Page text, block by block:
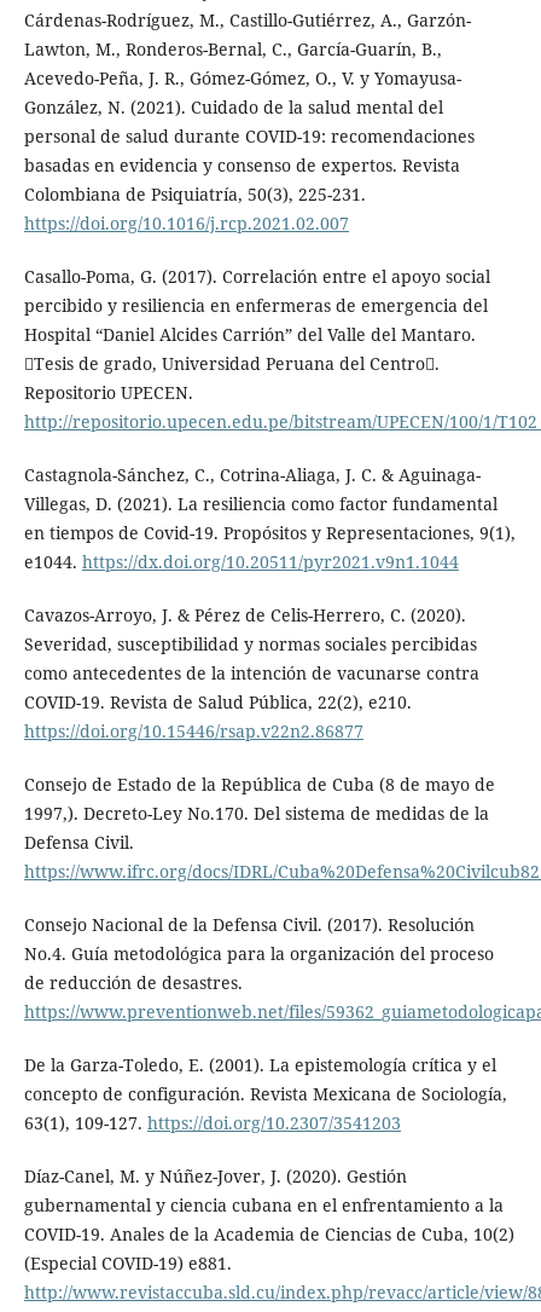
Cárdenas-Rodríguez, M., Castillo-Gutiérrez, A., Garzón-
Lawton, M., Ronderos-Bernal, C., García-Guarín, B.,
Acevedo-Peña, J. R., Gómez-Gómez, O., V. y Yomayusa-
González, N. (2021). Cuidado de la salud mental del
personal de salud durante COVID-19: recomendaciones
basadas en evidencia y consenso de expertos. Revista
Colombiana de Psiquiatría, 50(3), 225-231.
https://doi.org/10.1016/j.rcp.2021.02.007
Casallo-Poma, G. (2017). Correlación entre el apoyo social
percibido y resiliencia en enfermeras de emergencia del
Hospital “Daniel Alcides Carrión” del Valle del Mantaro.
Tesis de grado, Universidad Peruana del Centro.
Repositorio UPECEN.
http://repositorio.upecen.edu.pe/bitstream/UPECEN/100/1/
Castagnola-Sánchez, C., Cotrina-Aliaga, J. C. & Aguinaga-
Villegas, D. (2021). La resiliencia como factor fundamental
en tiempos de Covid-19. Propósitos y Representaciones, 9(1),
e1044. https://dx.doi.org/10.20511/pyr2021.v9n1.1044
Cavazos-Arroyo, J. & Pérez de Celis-Herrero, C. (2020).
Severidad, susceptibilidad y normas sociales percibidas
como antecedentes de la intención de vacunarse contra
COVID-19. Revista de Salud Pública, 22(2), e210.
https://doi.org/10.15446/rsap.v22n2.86877
Consejo de Estado de la República de Cuba (8 de mayo de
1997,). Decreto-Ley No.170. Del sistema de medidas de la
Defensa Civil.
https://www.ifrc.org/docs/IDRL/
Consejo Nacional de la Defensa Civil. (2017). Resolución
No.4. Guía metodológica para la organización del proceso
de reducción de desastres.
https://www.preventionweb.net/files/
De la Garza-Toledo, E. (2001). La epistemología crítica y el
concepto de configuración. Revista Mexicana de Sociología,
63(1), 109-127. https://doi.org/10.2307/3541203
Díaz-Canel, M. y Núñez-Jover, J. (2020). Gestión
gubernamental y ciencia cubana en el enfrentamiento a la
COVID-19. Anales de la Academia de Ciencias de Cuba, 10(2)
(Especial COVID-19) e881.
http://www.revistaccuba.sld.cu/index.php/revacc/article/view/